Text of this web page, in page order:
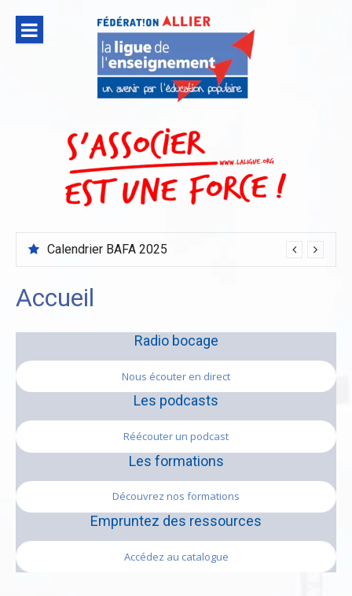
contenu
Calendrier BAFA 2025
Accueil
Radio bocage
Nous écouter en direct
Les podcasts
Réécouter un podcast
Les formations
Découvrez nos formations
Empruntez des ressources
Accédez au catalogue